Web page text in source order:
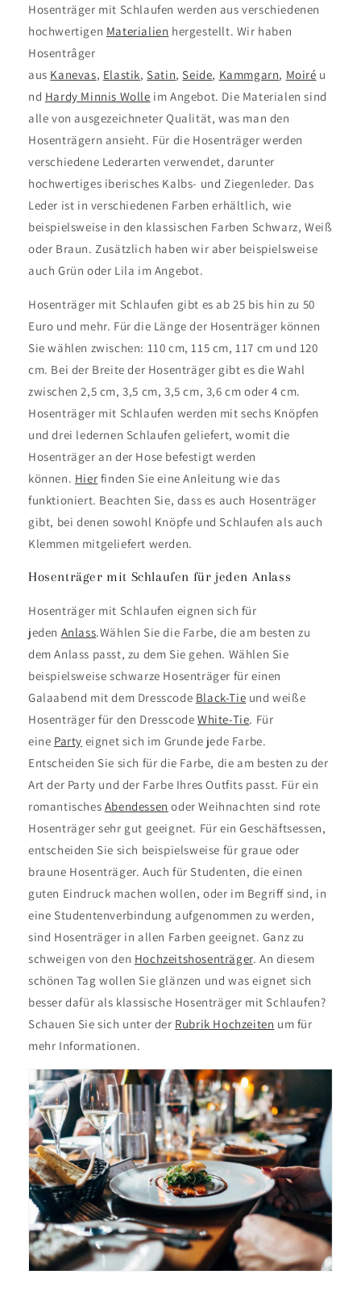
Hosenträger mit Schlaufen werden aus verschiedenen
hochwertigen Materialien hergestellt. Wir haben
Hosentrâger
aus Kanevas, Elastik,Satin,Seide, Kammgarn, Moiré u
nd Hardy Minnis Wolle im Angebot. Die Materialen sind
alle von ausgezeichneter Qualität, was man den
Hosenträgern ansieht. Für die Hosenträger werden
verschiedene Lederarten verwendet, darunter
hochwertiges iberisches Kalbs- und Ziegenleder. Das
Leder ist in verschiedenen Farben erhältlich, wie
beispielsweise in den klassischen Farben Schwarz, Weiß
oder Braun. Zusätzlich haben wir aber beispielsweise
auch Grün oder Lila im Angebot.
Hosenträger mit Schlaufen gibt es ab 25 bis hin zu 50
Euro und mehr. Für die Länge der Hosenträger können
Sie wählen zwischen: 110 cm, 115 cm, 117 cm und 120
cm. Bei der Breite der Hosenträger gibt es die Wahl
zwischen 2,5 cm, 3,5 cm, 3,5 cm, 3,6 cm oder 4 cm.
Hosenträger mit Schlaufen werden mit sechs Knöpfen
und drei ledernen Schlaufen geliefert, womit die
Hosenträger an der Hose befestigt werden
können. Hier finden Sie eine Anleitung wie das
funktioniert. Beachten Sie, dass es auch Hosenträger
gibt, bei denen sowohl Knöpfe und Schlaufen als auch
Klemmen mitgeliefert werden.
Hosenträger mit Schlaufen für jeden Anlass
Hosenträger mit Schlaufen eignen sich für
jeden Anlass.Wählen Sie die Farbe, die am besten zu
dem Anlass passt, zu dem Sie gehen. Wählen Sie
beispielsweise schwarze Hosenträger für einen
Galaabend mit dem Dresscode Black-Tie und weiße
Hosenträger für den DresscodeWhite-Tie. Für
eine Party eignet sich im Grunde jede Farbe.
Entscheiden Sie sich für die Farbe, die am besten zu der
Art der Party und der Farbe Ihres Outfits passt. Für ein
romantisches Abendessen oder Weihnachten sind rote
Hosenträger sehr gut geeignet. Für ein Geschäftsessen,
entscheiden Sie sich beispielsweise für graue oder
braune Hosenträger. Auch für Studenten, die einen
guten Eindruck machen wollen, oder im Begriff sind, in
eine Studentenverbindung aufgenommen zu werden,
sind Hosenträger in allen Farben geeignet. Ganz zu
schweigen von den Hochzeitshosenträger. An diesem
schönen Tag wollen Sie glänzen und was eignet sich
besser dafür als klassische Hosenträger mit Schlaufen?
Schauen Sie sich unter der Rubrik Hochzeiten um für
mehr Informationen.